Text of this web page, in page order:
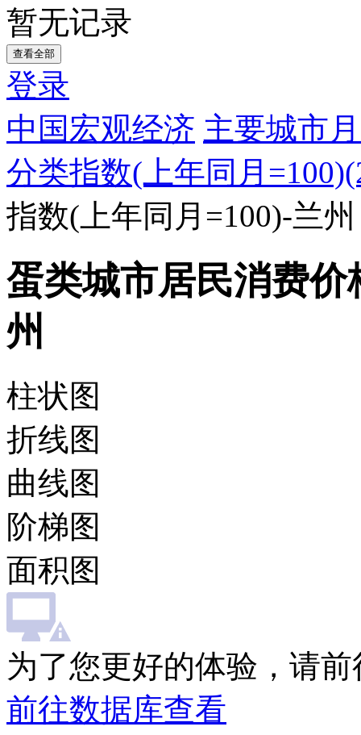
暂无记录
查看全部
登录
中国宏观经济 主要城市
分类指数(上年同月
指数(上年同月=100)-兰州
蛋类城市居民消费
州
柱状图
折线图
曲线图
阶梯图
面积图
为了您更好的体验，请
前往数据库查看